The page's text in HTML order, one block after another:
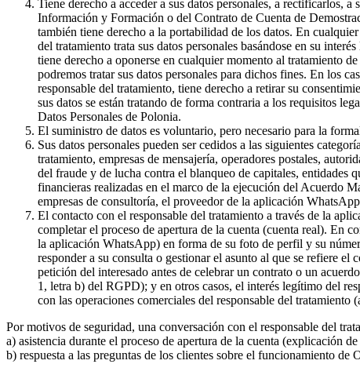
Tiene derecho a acceder a sus datos personales, a rectificarlos,
Información y Formación o del Contrato de Cuenta de
también tiene derecho a la portabilidad de los datos. En
del tratamiento trata sus datos personales basándose en su
tiene derecho a oponerse en cualquier momento al tratamiento
podremos tratar sus datos personales para dichos fines. En los
responsable del tratamiento, tiene derecho a retirar su
sus datos se están tratando de forma contraria a los requisitos
Datos Personales de Polonia.
El suministro de datos es voluntario, pero necesario para la
Sus datos personales pueden ser cedidos a las siguientes
tratamiento, empresas de mensajería, operadores postales,
del fraude y de lucha contra el blanqueo de capitales, entidades
financieras realizadas en el marco de la ejecución del Acuerdo
empresas de consultoría, el proveedor de la aplicación
El contacto con el responsable del tratamiento a través de la
completar el proceso de apertura de la cuenta (cuenta real). En
la aplicación WhatsApp) en forma de su foto de perfil y su
responder a su consulta o gestionar el asunto al que se refiere
petición del interesado antes de celebrar un contrato o un
1, letra b) del RGPD); y en otros casos, el interés legítimo del
con las operaciones comerciales del responsable del
Por motivos de seguridad, una conversación con el responsable del
a) asistencia durante el proceso de apertura de la cuenta (explicación
b) respuesta a las preguntas de los clientes sobre el funcionamiento de